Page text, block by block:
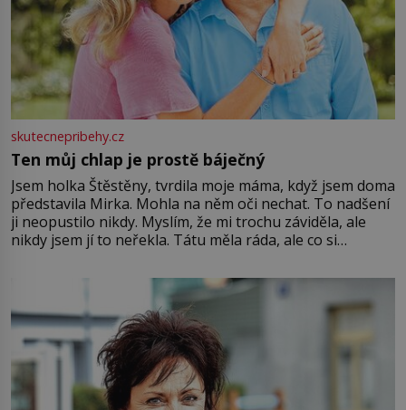
skutecnepribehy.cz
Ten můj chlap je prostě báječný
Jsem holka Štěstěny, tvrdila moje máma, když jsem doma
představila Mirka. Mohla na něm oči nechat. To nadšení
ji neopustilo nikdy. Myslím, že mi trochu záviděla, ale
nikdy jsem jí to neřekla. Tátu měla ráda, ale co si
Jsme spolu moc rádi Tehdy byla jiná doba, když